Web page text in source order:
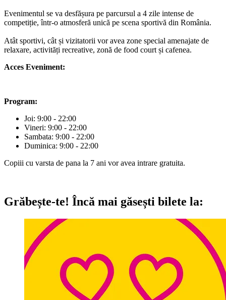
Evenimentul se va desfășura pe parcursul a 4 zile intense de
competiție, într-o atmosferă unică pe scena sportivă din România.
Atât sportivi, cât și vizitatorii vor avea zone special amenajate de
relaxare, activități recreative, zonă de food court și cafenea.
Acces Eveniment:
Program:
Joi: 9:00 - 22:00
Vineri: 9:00 - 22:00
Sambata: 9:00 - 22:00
Duminica: 9:00 - 22:00
Copiii cu varsta de pana la 7 ani vor avea intrare gratuita.
Grăbește-te! Încă mai găsești bilete la: